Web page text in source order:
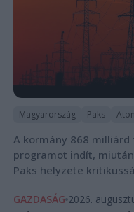
Magyarország Paks
A kormány 868
programot indít,
Paks helyzete
GAZDASÁG 2026.